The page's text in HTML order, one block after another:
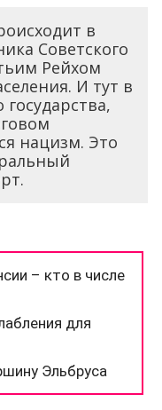
в
Советского
Рейхом
И тут в
нацизм. Это